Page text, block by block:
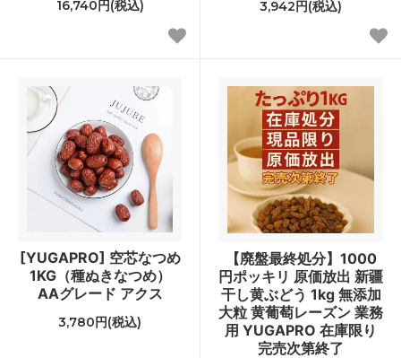
16,740円(税込) 3,942円(税込)
[YUGAPRO] 空芯なつめ
1KG（種ぬきなつめ）
AAグレード アクス
3,780円(税込)
【廃盤最終処分】1000
円ポッキリ 原価放出 新疆
干し黄ぶどう 1kg 無添加
大粒 黄葡萄レーズン 業務
用 YUGAPRO 在庫限り
完売次第終了